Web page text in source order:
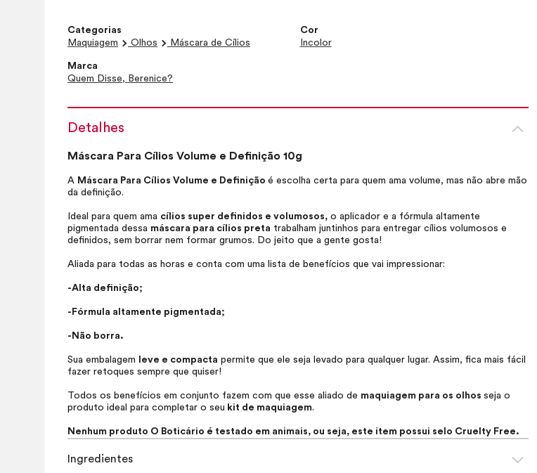
Categorias
Maquiagem
Olhos Máscara de Cílios
Cor
Incolor
Marca
Quem Disse, Berenice?
Detalhes
Máscara Para Cílios Volume e Definição 10g
A Máscara Para Cílios Volume e Definição é escolha certa para quem ama volume, mas não abre mão
da definição.
Ideal para quem ama cílios super definidos e volumosos, o aplicador e a fórmula altamente
pigmentada dessa máscara para cílios preta trabalham juntinhos para entregar cílios volumosos e
definidos, sem borrar nem formar grumos. Do jeito que a gente gosta!
Aliada para todas as horas e conta com uma lista de benefícios que vai impressionar:
-Alta definição;
-Fórmula altamente pigmentada;
-Não borra.
Sua embalagem leve e compacta permite que ele seja levado para qualquer lugar. Assim, fica mais fácil
fazer retoques sempre que quiser!
Todos os benefícios em conjunto fazem com que esse aliado de maquiagem para os olhos seja o
produto ideal para completar o seu kit de maquiagem.
Nenhum produto O Boticário é testado em animais, ou seja, este item possui selo Cruelty Free.
Ingredientes